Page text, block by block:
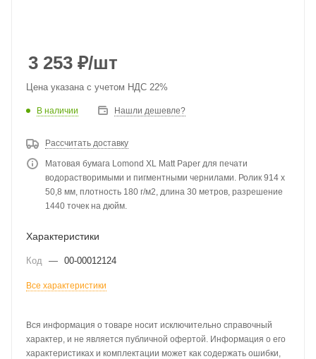
3 253 ₽/шт
Цена указана с учетом НДС 22%
В наличии Нашли дешевле?
Рассчитать доставку
Матовая бумага Lomond XL Matt Paper для печати
водорастворимыми и пигментными чернилами. Ролик 914 х
50,8 мм, плотность 180 г/м2, длина 30 метров, разрешение
1440 точек на дюйм.
Характеристики
Код — 00-00012124
Все характеристики
Вся информация о товаре носит исключительно справочный
характер, и не является публичной офертой. Информация о его
характеристиках и комплектации может как содержать ошибки,